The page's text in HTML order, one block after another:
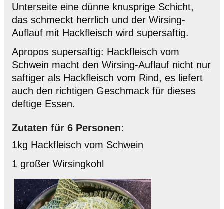
Unterseite eine dünne knusprige Schicht,
das schmeckt herrlich und der Wirsing-
Auflauf mit Hackfleisch wird supersaftig.
Apropos supersaftig: Hackfleisch vom
Schwein macht den Wirsing-Auflauf nicht nur
saftiger als Hackfleisch vom Rind, es liefert
auch den richtigen Geschmack für dieses
deftige Essen.
Zutaten für 6 Personen:
1kg Hackfleisch vom Schwein
1 großer Wirsingkohl